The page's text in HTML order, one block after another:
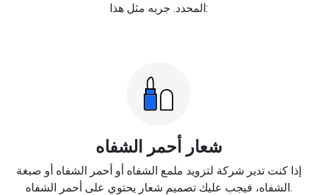
المحدد. جربه مثل هذا:
شعار أحمر الشفاه
إذا كنت تدير شركة لتزويد ملمع الشفاه أو أحمر الشفاه أو صبغة
الشفاه، فيجب عليك تصميم شعار يحتوي على أحمر الشفاه.